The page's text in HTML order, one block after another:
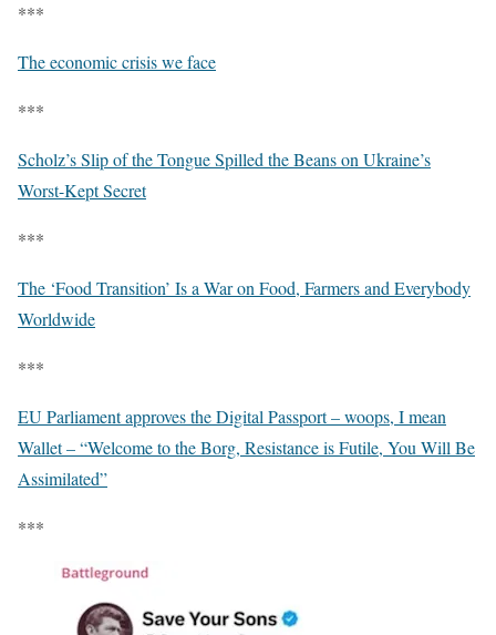
***
The economic crisis we face
***
Scholz’s Slip of the Tongue Spilled the Beans on Ukraine’s
Worst-Kept Secret
***
The ‘Food Transition’ Is a War on Food, Farmers and Everybody
Worldwide
***
EU Parliament approves the Digital Passport – woops, I mean
Wallet – “Welcome to the Borg, Resistance is Futile, You Will Be
Assimilated”
***